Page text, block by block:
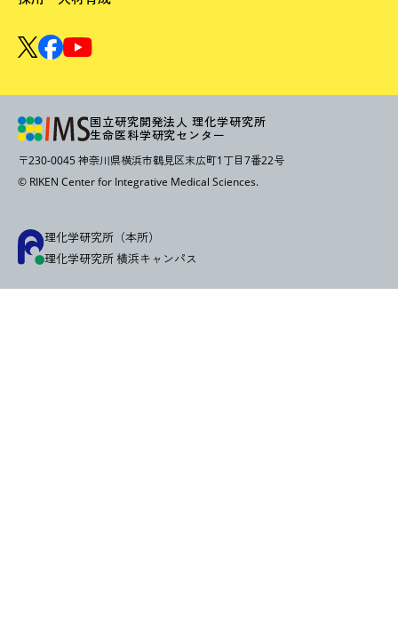
国立研究開発法人 理化学研究所
生命医科学研究センター
〒230-0045 神奈川県横浜市鶴見区末広町1丁目7番22号
© RIKEN Center for Integrative Medical Sciences.
理化学研究所（本所）
理化学研究所 横浜キャンパス